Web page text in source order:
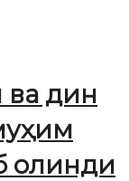
ва дин
олинди